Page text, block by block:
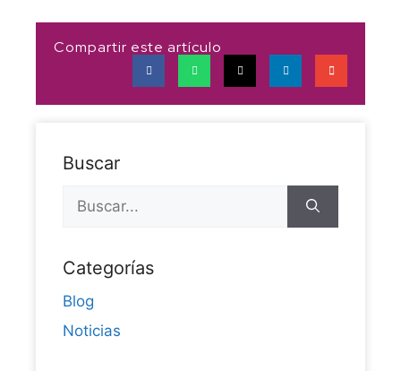
Compartir este artículo
Buscar
Categorías
Blog
Noticias